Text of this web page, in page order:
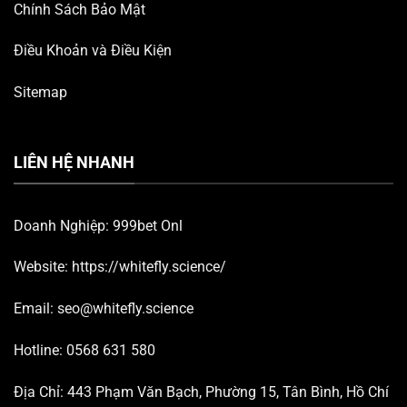
Chính Sách Bảo Mật
Điều Khoản và Điều Kiện
Sitemap
LIÊN HỆ NHANH
Doanh Nghiệp: 999bet Onl
Website: https://whitefly.science/
Email: seo@whitefly.science
Hotline: 0568 631 580
Địa Chỉ: 443 Phạm Văn Bạch, Phường 15, Tân Bình, Hồ Chí